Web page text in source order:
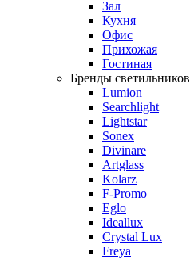
Зал
Кухня
Офис
Прихожая
Гостиная
Бренды светильников
Lumion
Searchlight
Lightstar
Sonex
Divinare
Artglass
Kolarz
F-Promo
Eglo
Ideallux
Crystal Lux
Freya